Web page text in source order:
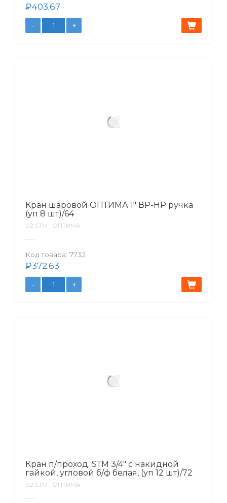
₽403.67
Кран шаровой ОПТИМА 1″ ВР-НР ручка
(уп 8 шт)/64
02.SТМ , ОПТИМА
Код товара: 7732
₽372.63
Кран п/проход. SТМ 3/4″ с накидной
гайкой, угловой б/ф белая, (уп 12 шт)/72
02.SТМ , ОПТИМА